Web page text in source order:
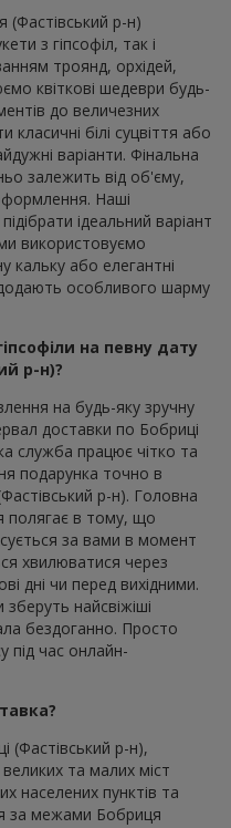
р-н)
з гіпсофіл, так і
троянд, орхідей,
квіткові шедеври будь-
до величезних
білі суцвіття або
варіанти. Фінальна
залежить від об'єму,
Наші
ідеальний варіант
використовуємо
кальку або елегантні
особливого шарму
на певну дату
р-н)?
на будь-яку зручну
доставки по Бобриці
служба працює чітко та
подарунка точно в
р-н). Головна
полягає в тому, що
за вами в момент
хвилюватися через
дні чи перед вихідними.
найсвіжіші
бездоганно. Просто
під час онлайн-
(Фастівський р-н),
та малих міст
населених пунктів та
за межами Бобриця